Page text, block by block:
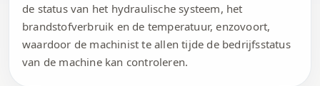
de status van het hydraulische systeem, het
brandstofverbruik en de temperatuur, enzovoort,
waardoor de machinist te allen tijde de bedrijfsstatus
van de machine kan controleren.